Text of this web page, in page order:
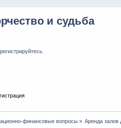
и судьба
финансовые вопросы» Аренда залов